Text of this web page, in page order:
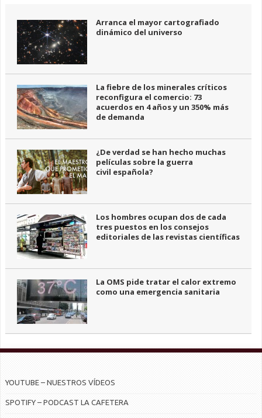
Arranca el mayor cartografiado
dinámico del universo
La fiebre de los minerales críticos
reconfigura el comercio: 73
acuerdos en 4 años y un 350% más
de demanda
¿De verdad se han hecho muchas
películas sobre la guerra
civil española?
Los hombres ocupan dos de cada
tres puestos en los consejos
editoriales de las revistas científicas
La OMS pide tratar el calor extremo
como una emergencia sanitaria
YOUTUBE – NUESTROS VÍDEOS
SPOTIFY – PODCAST LA CAFETERA